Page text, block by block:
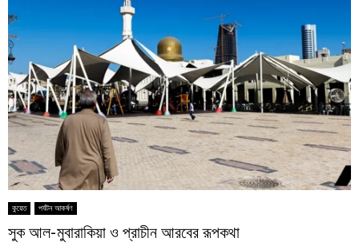
কুয়েত পর্যটন আকর্ষণ
সুক আল-মুবারাকিয়া ও প্রাচীন আরবের রূপকথা